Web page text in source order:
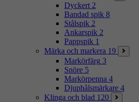
Dyckert 2
Bandad spik 8
Stålspik 2
Ankarspik 2
Pappspik 1
Märka och markera 19
Markörfärg 3
Snöre 5
Markörpenna 4
Djuphålsmärkare 4
Klinga och blad 120